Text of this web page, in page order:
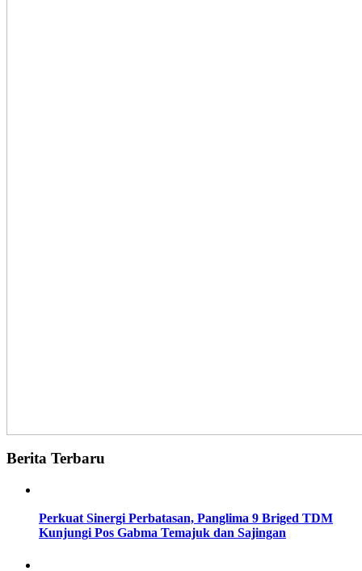
Berita Terbaru
Perkuat Sinergi Perbatasan, Panglima 9 Briged TDM
Kunjungi Pos Gabma Temajuk dan Sajingan